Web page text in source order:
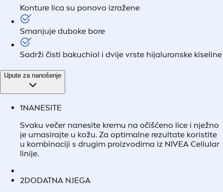
Konture lica su ponovo izražene
Smanjuje duboke bore
Sadrži čisti bakuchiol i dvije vrste hijaluronske kiseline
Upute za nanošenje
1NANESITE
Svaku večer nanesite kremu na očišćeno lice i nježno
je umasirajte u kožu. Za optimalne rezultate koristite
u kombinaciji s drugim proizvodima iz NIVEA Cellular
linije.
2DODATNA NJEGA